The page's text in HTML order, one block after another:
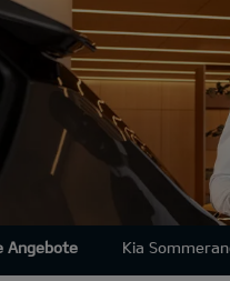
Angebote Kia